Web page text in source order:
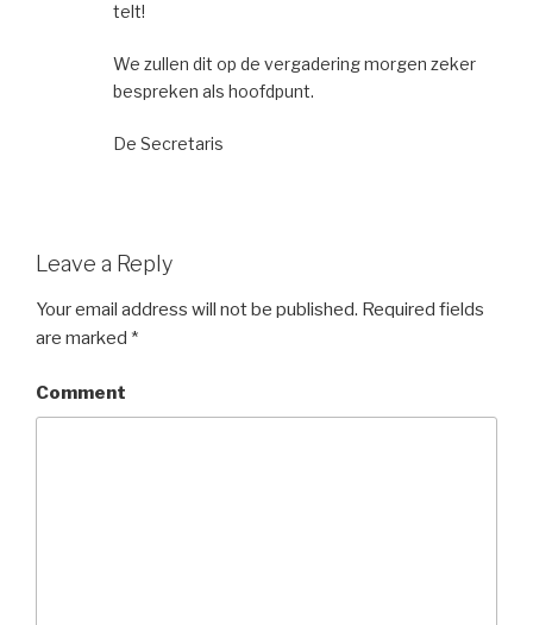
telt!
We zullen dit op de vergadering morgen zeker
bespreken als hoofdpunt.
De Secretaris
Leave a Reply
Your email address will not be published. Required fields
are marked *
Comment